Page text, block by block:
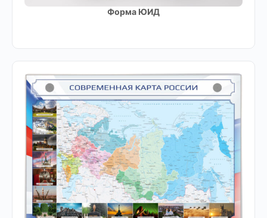
Форма ЮИД